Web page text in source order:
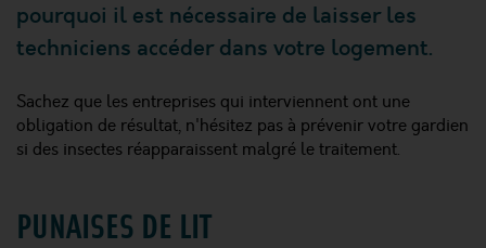
pourquoi il est nécessaire de laisser les
techniciens accéder dans votre logement.
Sachez que les entreprises qui interviennent ont une
obligation de résultat, n'hésitez pas à prévenir votre gardien
si des insectes réapparaissent malgré le traitement.
PUNAISES DE LIT